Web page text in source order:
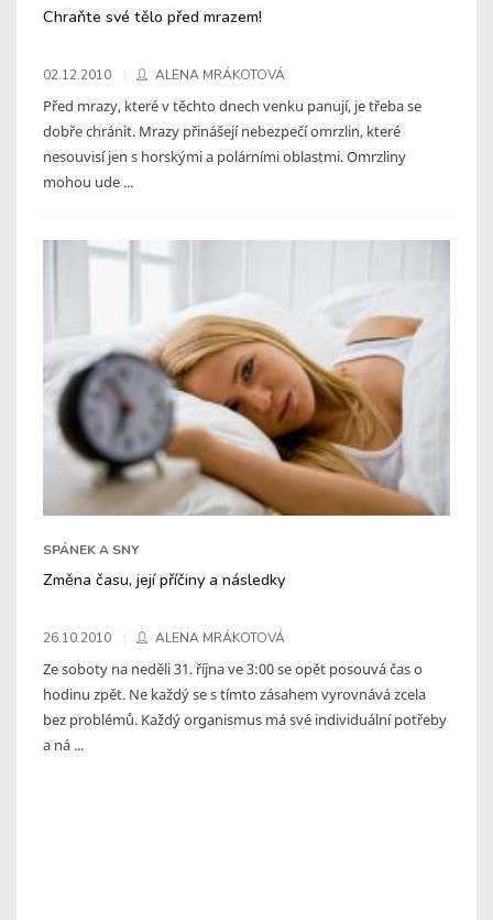
Chraňte své tělo před mrazem!
02.12.2010 ALENA MRÁKOTOVÁ
Před mrazy, které v těchto dnech venku panují, je třeba se
dobře chránit. Mrazy přinášejí nebezpečí omrzlin, které
nesouvisí jen s horskými a polárními oblastmi. Omrzliny
mohou ude ...
SPÁNEK A SNY
Změna času, její příčiny a následky
26.10.2010 ALENA MRÁKOTOVÁ
Ze soboty na neděli 31. října ve 3:00 se opět posouvá čas o
hodinu zpět. Ne každý se s tímto zásahem vyrovnává zcela
bez problémů. Každý organismus má své individuální potřeby
a ná ...